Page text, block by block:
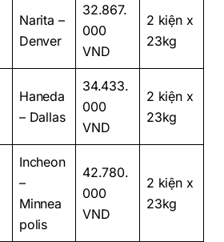
Narita –
Denver
32.867.
000
VND
2 kiện x
23kg
Haneda
– Dallas
34.433.
000
VND
2 kiện x
23kg
Incheon
–
Minnea
polis
42.780.
000
VND
2 kiện x
23kg